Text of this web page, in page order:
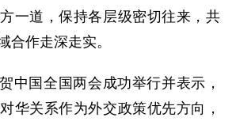
一道，保持各层级密切往来，共
合作走深走实。
中国全国两会成功举行并表示，
华关系作为外交政策优先方向，